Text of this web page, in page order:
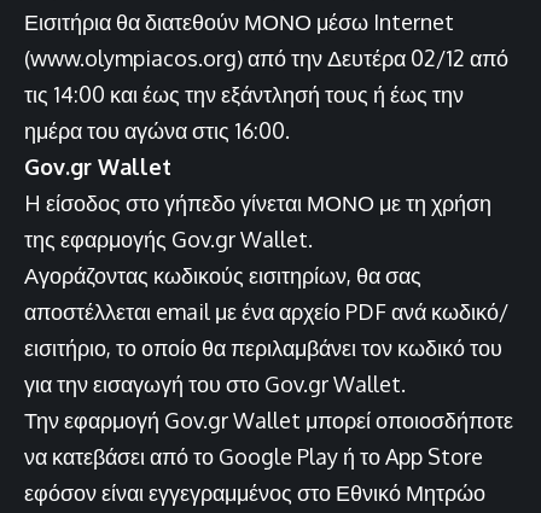
Εισιτήρια θα διατεθούν ΜΟΝΟ μέσω Internet
(www.olympiacos.org) από την Δευτέρα 02/12 από
τις 14:00 και έως την εξάντλησή τους ή έως την
ημέρα του αγώνα στις 16:00.
Gov.gr Wallet
H είσοδος στο γήπεδο γίνεται ΜΟΝΟ με τη χρήση
της εφαρμογής Gov.gr Wallet.
Αγοράζοντας κωδικούς εισιτηρίων, θα σας
αποστέλλεται email με ένα αρχείο PDF ανά κωδικό/
εισιτήριο, το οποίο θα περιλαμβάνει τον κωδικό του
για την εισαγωγή του στο Gov.gr Wallet.
Την εφαρμογή Gov.gr Wallet μπορεί οποιοσδήποτε
να κατεβάσει από το Google Play ή το App Store
εφόσον είναι εγγεγραμμένος στο Εθνικό Μητρώο